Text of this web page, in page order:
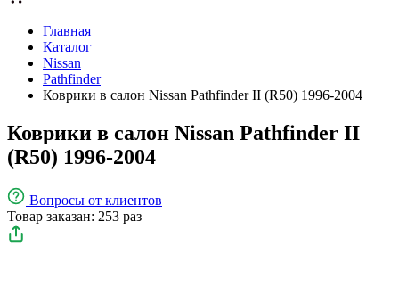
Главная
Каталог
Nissan
Pathfinder
Коврики в салон Nissan Pathfinder II (R50) 1996-2004
Коврики в салон Nissan Pathfinder II
(R50) 1996-2004
Вопросы от клиентов
Товар заказан: 253 раз